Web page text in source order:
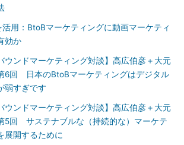
活用：BtoBマーケティングに動画マーケティ
効か
ウンドマーケティング対談】高広伯彦＋大元
6回 日本のBtoBマーケティングはデジタル
弱すぎです
ウンドマーケティング対談】高広伯彦＋大元
5回 サステナブルな（持続的な）マーケテ
展開するために